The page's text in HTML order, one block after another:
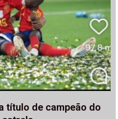
título de campeão do